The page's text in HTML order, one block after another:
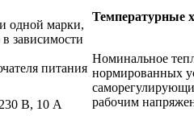
одной марки,
зависимости
питания
230 В, 10 A
Температурные
Номинальное
нормированных
рабочим